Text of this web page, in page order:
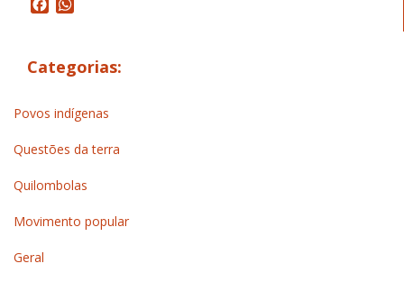
Facebook
Categorias:
Povos indígenas
Questões da terra
Quilombolas
Movimento popular
Geral